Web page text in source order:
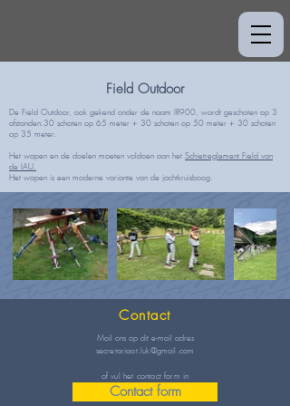
Field Outdoor
De Field Outdoor, ook gekend onder de naam IR900, wordt geschoten op 3
afstanden.30 schoten op 65 meter + 30 schoten op 50 meter + 30 schoten
op 35 meter.
Het wapen en de doelen moeten voldoen aan het Schietreglement Field van
de IAU.
Het wapen is een moderne variante van de jachtkruisboog.
Contact
Mail ons op dit e-mail adres
secretariaat.luk@gmail.com
of vul het contact form in
Contact form